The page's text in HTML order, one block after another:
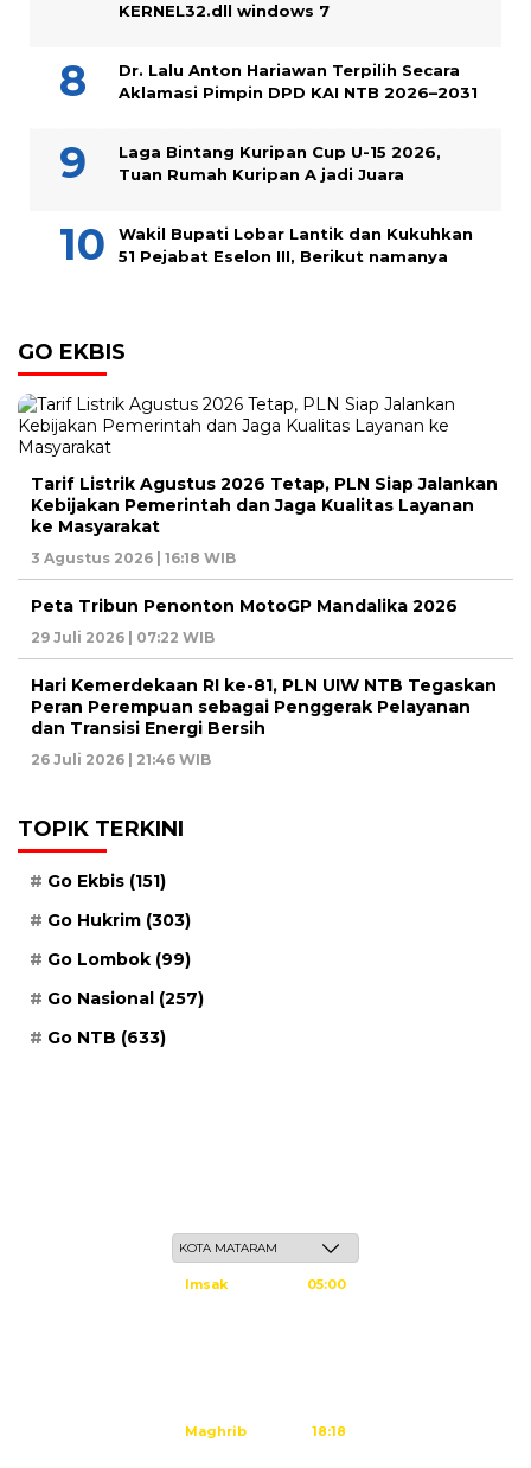
KERNEL32.dll windows 7
Dr. Lalu Anton Hariawan Terpilih Secara
Aklamasi Pimpin DPD KAI NTB 2026–2031
Laga Bintang Kuripan Cup U-15 2026,
Tuan Rumah Kuripan A jadi Juara
Wakil Bupati Lobar Lantik dan Kukuhkan
51 Pejabat Eselon III, Berikut namanya
GO EKBIS
Tarif Listrik Agustus 2026 Tetap, PLN Siap Jalankan
Kebijakan Pemerintah dan Jaga Kualitas Layanan
ke Masyarakat
3 Agustus 2026 | 16:18 WIB
Peta Tribun Penonton MotoGP Mandalika 2026
29 Juli 2026 | 07:22 WIB
Hari Kemerdekaan RI ke-81, PLN UIW NTB Tegaskan
Peran Perempuan sebagai Penggerak Pelayanan
dan Transisi Energi Bersih
26 Juli 2026 | 21:46 WIB
TOPIK TERKINI
Go Ekbis (151)
Go Hukrim (303)
Go Lombok (99)
Go Nasional (257)
Go NTB (633)
Imsak 05:00
Maghrib 18:18